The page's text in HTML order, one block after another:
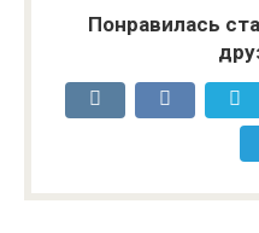
Понравилась